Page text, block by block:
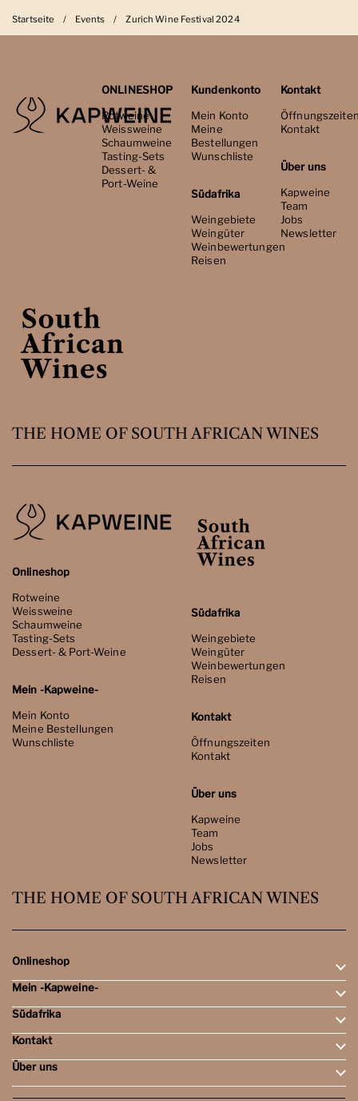
Startseite / Events / Zurich Wine Festival 2024
ONLINESHOP
Rotweine
Weissweine
Schaumweine
Tasting-Sets
Dessert- &
Port-Weine
Kundenkonto
Mein Konto
Meine
Bestellungen
Wunschliste
Südafrika
Weingebiete
Weingüter
Weinbewertungen
Reisen
Kontakt
Kontakt
Über uns
Kapweine
Team
Jobs
Newsletter
THE HOME OF SOUTH AFRICAN WINES
Onlineshop
Rotweine
Weissweine
Schaumweine
Tasting-Sets
Dessert- & Port-Weine
Mein -Kapweine-
Mein Konto
Meine Bestellungen
Wunschliste
Südafrika
Weingebiete
Weingüter
Weinbewertungen
Reisen
Kontakt
Öffnungszeiten
Kontakt
Über uns
Kapweine
Team
Jobs
Newsletter
THE HOME OF SOUTH AFRICAN WINES
Onlineshop
Rotweine
Weissweine
Schaumweine
Tasting-Sets
Dessert- & Port-Weine
Mein -Kapweine-
Mein Konto
Meine Bestellungen
Wunschliste
Südafrika
Weingebiete
Weingüter
Weinbewertungen
Reisen
Kontakt
Öffnungszeiten
Kontakt
Über uns
Kapweine